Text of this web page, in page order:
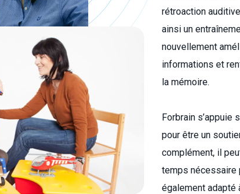
rétroaction
ainsi un
nouvellement
informations et
la mémoire.
Forbrain s’appuie
pour être un
complément, il
temps nécessaire
également adapté